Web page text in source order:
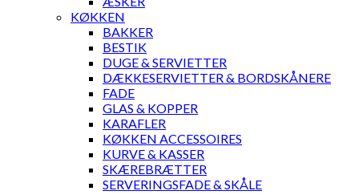
KØKKEN
BAKKER
BESTIK
DUGE & SERVIETTER
DÆKKESERVIETTER & BORDSKÅNERE
FADE
GLAS & KOPPER
KARAFLER
KØKKEN ACCESSOIRES
KURVE & KASSER
SKÆREBRÆTTER
SERVERINGSFADE & SKÅLE